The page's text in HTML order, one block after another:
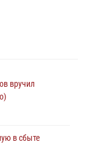
вручил
в сбыте